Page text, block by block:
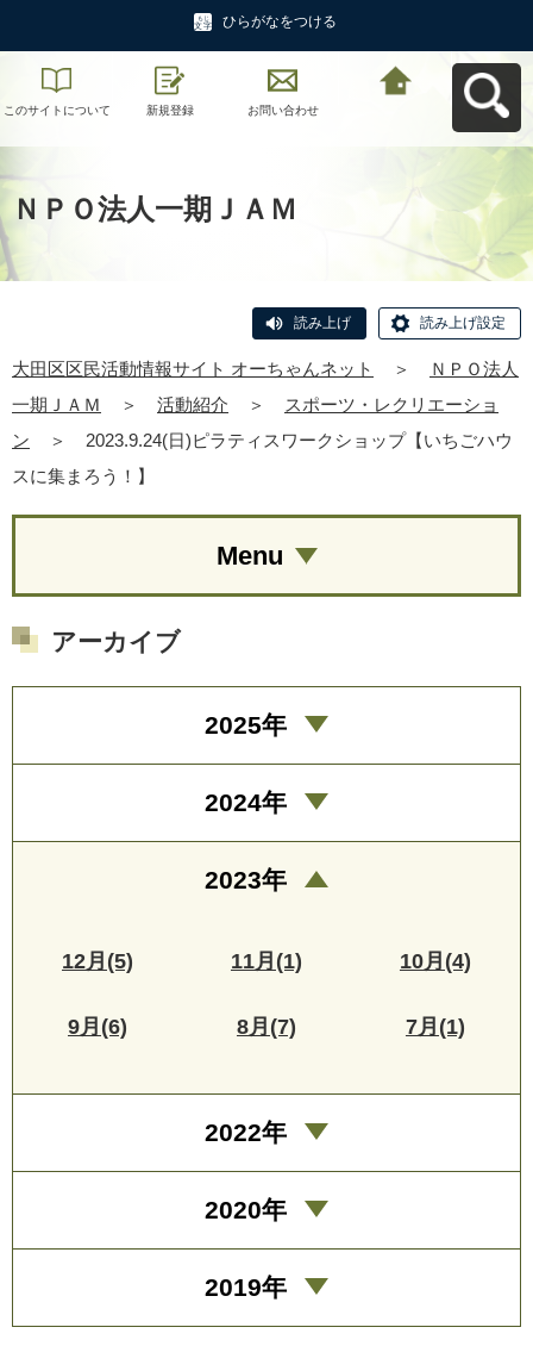
ひらがなをつける
このサイトについて 新規登録 お問い合わせ
ＮＰＯ法人一期ＪＡＭ
読み上げ 読み上げ設定
大田区区民活動情報サイト オーちゃんネット ＞
ＮＰＯ法人
一期ＪＡＭ
＞ 活動紹介 ＞
スポーツ・レクリエーショ
ン
＞
2023.9.24(日)ピラティスワークショップ【いちごハウ
スに集まろう！】
Menu
アーカイブ
2025年
2024年
2023年
12月(5) 11月(1) 10月(4)
9月(6) 8月(7) 7月(1)
2022年
2020年
2019年